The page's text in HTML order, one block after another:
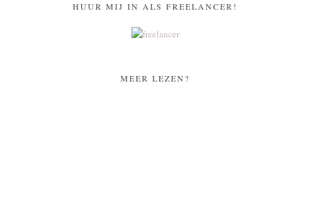
HUUR MIJ IN ALS FREELANCER!
MEER LEZEN?